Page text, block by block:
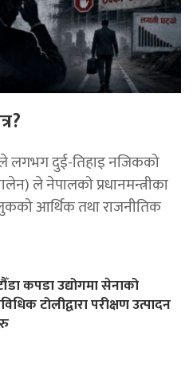
लगभग दुई-तिहाइ नजिकको
ले नेपालको प्रधानमन्त्रीका
आर्थिक तथा राजनीतिक
कपडा उद्योगमा सेनाको
टोलीद्वारा परीक्षण उत्पादन